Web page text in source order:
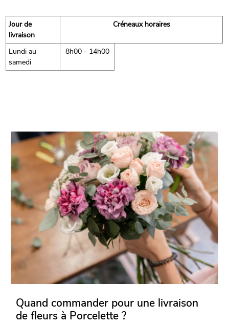
Jour de
livraison
Créneaux horaires
Lundi au
samedi
8h00 - 14h00
Quand commander pour une livraison
de fleurs à Porcelette ?